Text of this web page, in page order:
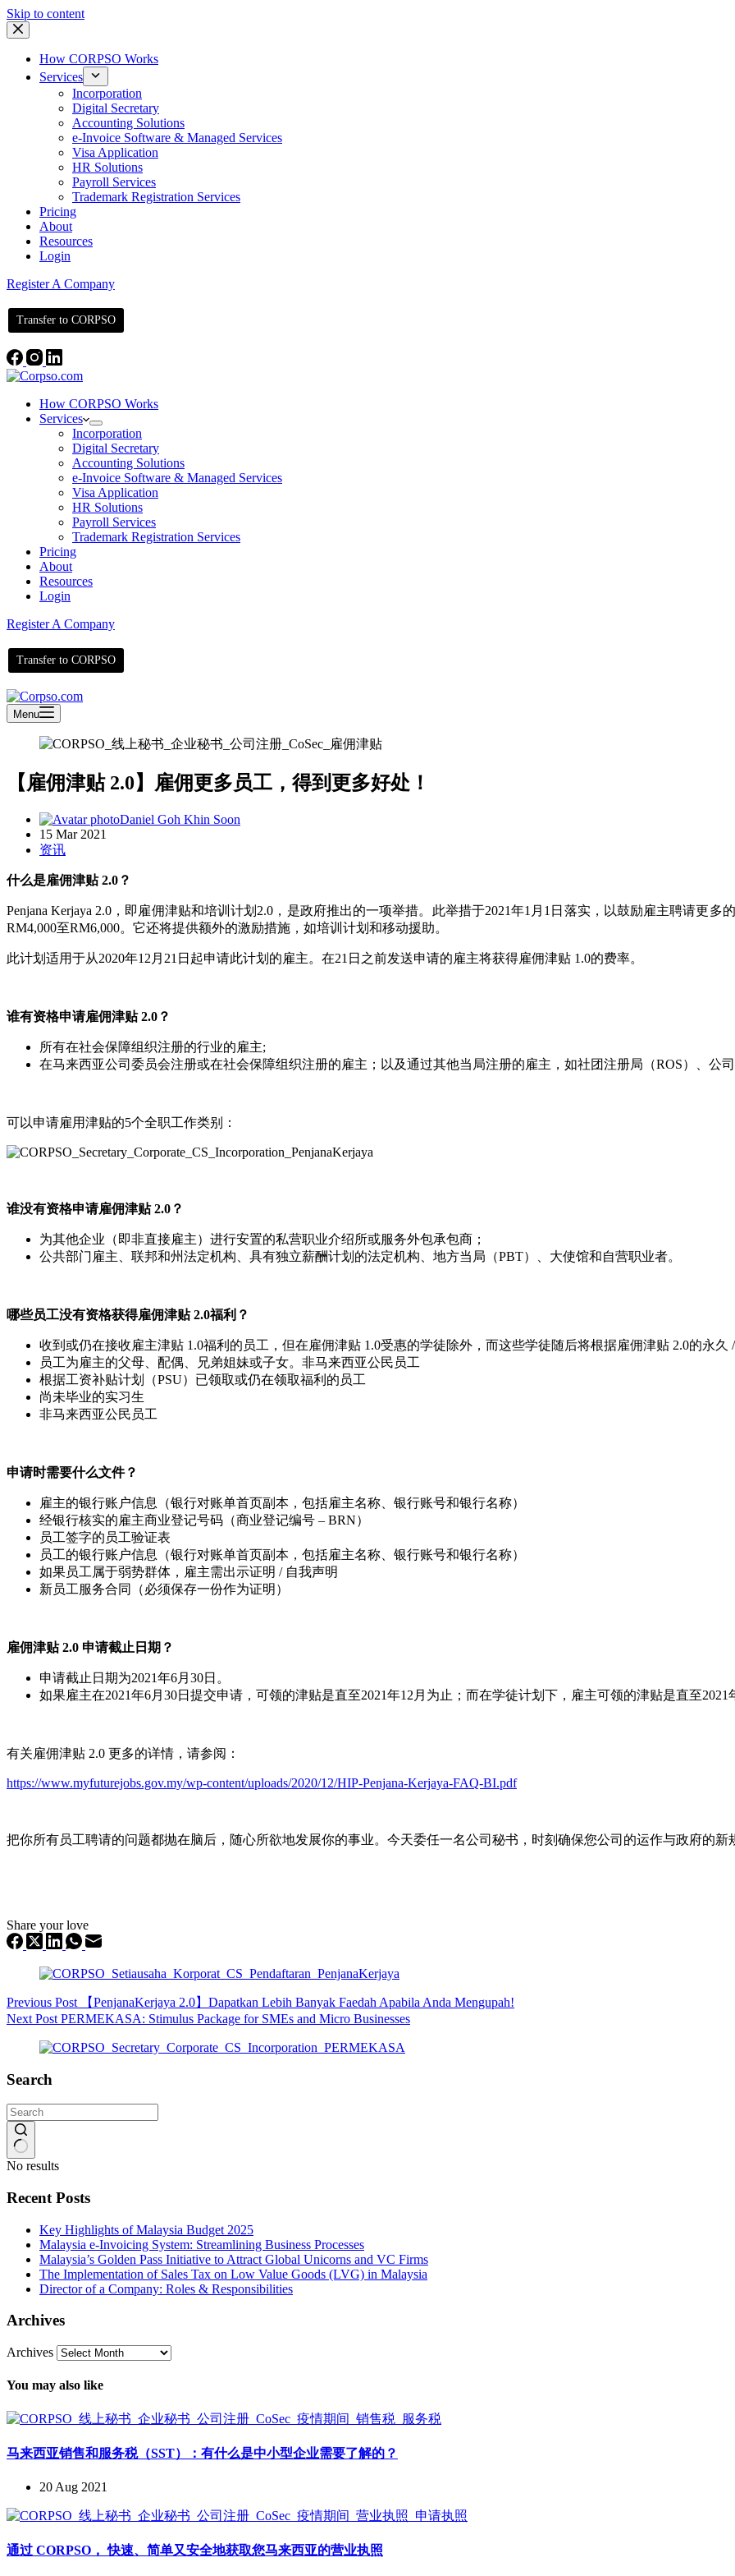
Skip to content
How CORPSO Works
Services
Incorporation
Digital Secretary
Accounting Solutions
e-Invoice Software & Managed Services
Visa Application
HR Solutions
Payroll Services
Trademark Registration Services
Pricing
About
Resources
Login
Register A Company
Transfer to CORPSO
How CORPSO Works
Services
Incorporation
Digital Secretary
Accounting Solutions
e-Invoice Software & Managed Services
Visa Application
HR Solutions
Payroll Services
Trademark Registration Services
Pricing
About
Resources
Login
Register A Company
Transfer to CORPSO
Menu
【雇佣津贴 2.0】雇佣更多员工，得到更多好处！
Daniel Goh Khin Soon
15 Mar 2021
资讯
什么是雇佣津贴 2.0？
Penjana Kerjaya 2.0，即雇佣津贴和培训计划2.0，是政府推出的一项举措。此举措于2021年1月1日落实，以鼓励雇主聘请更
RM4,000至RM6,000。它还将提供额外的激励措施，如培训计划和移动援助。
此计划适用于从2020年12月21日起申请此计划的雇主。在21日之前发送申请的雇主将获得雇佣津贴 1.0的费率。
谁有资格申请雇佣津贴 2.0？
所有在社会保障组织注册的行业的雇主;
在马来西亚公司委员会注册或在社会保障组织注册的雇主；以及通过其他当局注册的雇主，如社团注册局（ROS）、公
可以申请雇用津贴的5个全职工作类别：
谁没有资格申请雇佣津贴 2.0？
为其他企业（即非直接雇主）进行安置的私营职业介绍所或服务外包承包商；
公共部门雇主、联邦和州法定机构、具有独立薪酬计划的法定机构、地方当局（PBT）、大使馆和自营职业者。
哪些员工没有资格获得雇佣津贴 2.0福利？
收到或仍在接收雇主津贴 1.0福利的员工，但在雇佣津贴 1.0受惠的学徒除外，而这些学徒随后将根据雇佣津贴 2.0的永久
员工为雇主的父母、配偶、兄弟姐妹或子女。非马来西亚公民员工
根据工资补贴计划（PSU）已领取或仍在领取福利的员工
尚未毕业的实习生
非马来西亚公民员工
申请时需要什么文件？
雇主的银行账户信息（银行对账单首页副本，包括雇主名称、银行账号和银行名称）
经银行核实的雇主商业登记号码（商业登记编号 – BRN）
员工签字的员工验证表
员工的银行账户信息（银行对账单首页副本，包括雇主名称、银行账号和银行名称）
如果员工属于弱势群体，雇主需出示证明 / 自我声明
新员工服务合同（必须保存一份作为证明）
雇佣津贴 2.0 申请截止日期？
申请截止日期为2021年6月30日。
如果雇主在2021年6月30日提交申请，可领的津贴是直至2021年12月为止；而在学徒计划下，雇主可领的津贴是直至2021
有关雇佣津贴 2.0 更多的详情，请参阅：
https://www.myfuturejobs.gov.my/wp-content/uploads/2020/12/HIP-Penjana-Kerjaya-FAQ-BI.pdf
把你所有员工聘请的问题都抛在脑后，随心所欲地发展你的事业。今天委任一名公司秘书，时刻确保您公司的运作与政府的新
Share your love
Previous Post
【PenjanaKerjaya 2.0】Dapatkan Lebih Banyak Faedah Apabila Anda Mengupah!
Next Post PERMEKASA: Stimulus Package for SMEs and Micro Businesses
Search
No results
Recent Posts
Key Highlights of Malaysia Budget 2025
Malaysia e-Invoicing System: Streamlining Business Processes
Malaysia’s Golden Pass Initiative to Attract Global Unicorns and VC Firms
The Implementation of Sales Tax on Low Value Goods (LVG) in Malaysia
Director of a Company: Roles & Responsibilities
Archives
Archives
You may also like
马来西亚销售和服务税（SST）：有什么是中小型企业需要了解的？
20 Aug 2021
通过 CORPSO， 快速、简单又安全地获取您马来西亚的营业执照